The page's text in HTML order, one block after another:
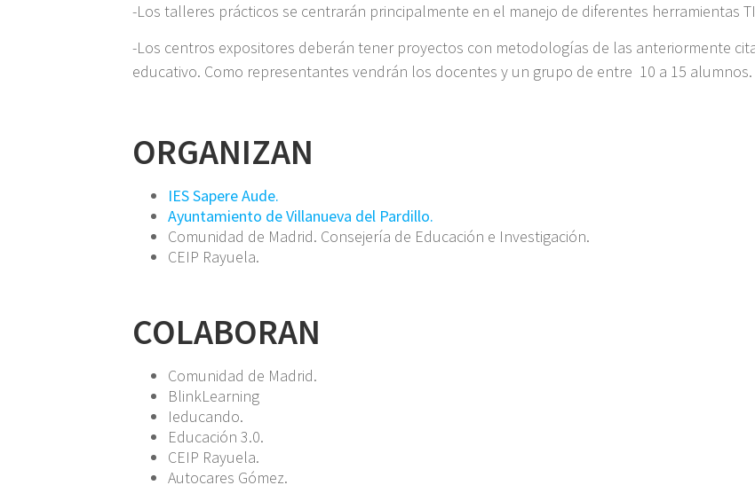
-Los talleres prácticos se centrarán principalmente en el manejo de diferentes herramientas
-Los centros expositores deberán tener proyectos con metodologías de las anteriormente
educativo. Como representantes vendrán los docentes y un grupo de entre 10 a 15 alumnos.
ORGANIZAN
IES Sapere Aude.
Ayuntamiento de Villanueva del Pardillo.
Comunidad de Madrid. Consejería de Educación e Investigación.
CEIP Rayuela.
COLABORAN
Comunidad de Madrid.
BlinkLearning
Ieducando.
Educación 3.0.
CEIP Rayuela.
Autocares Gómez.